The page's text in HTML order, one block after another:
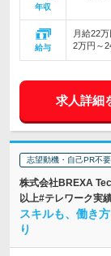
年収
給与
月給22
2万円～
求人詳細
志望動機・自己PR不要
株式会社BREXA
以上#テレワーク実
スキルも、働き
り